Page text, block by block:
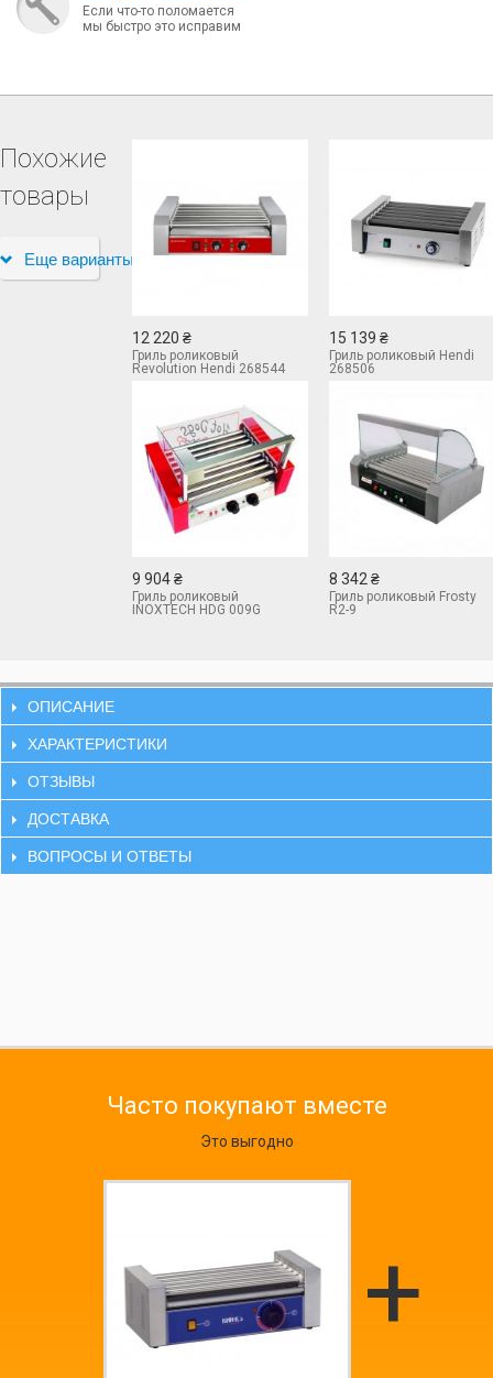
Если что-то поломается
мы быстро это исправим
Похожие
товары
Еще варианты
12 220 ₴
Гриль роликовый
Revolution Hendi 268544
15 139 ₴
Гриль роликовый Hendi
268506
9 904 ₴
Гриль роликовый
INOXTECH HDG 009G
8 342 ₴
Гриль роликовый Frosty
R2-9
ОПИСАНИЕ
ХАРАКТЕРИСТИКИ
ОТЗЫВЫ
ДОСТАВКА
ВОПРОСЫ И ОТВЕТЫ
Часто покупают вместе
Это выгодно